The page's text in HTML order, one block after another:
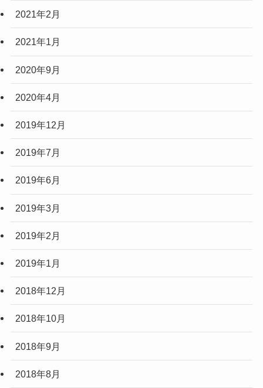
2021年2月
2021年1月
2020年9月
2020年4月
2019年12月
2019年7月
2019年6月
2019年3月
2019年2月
2019年1月
2018年12月
2018年10月
2018年9月
2018年8月